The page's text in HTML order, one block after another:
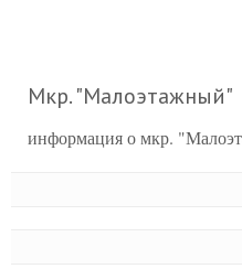
Мкр. "Малоэтажный"
информация о мкр.